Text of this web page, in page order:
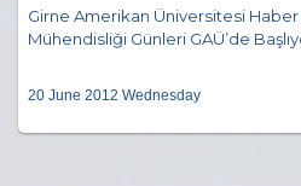
Girne Amerikan Üniversitesi
Mühendisliği Günleri GAÜ’de
20 June 2012 Wednesday